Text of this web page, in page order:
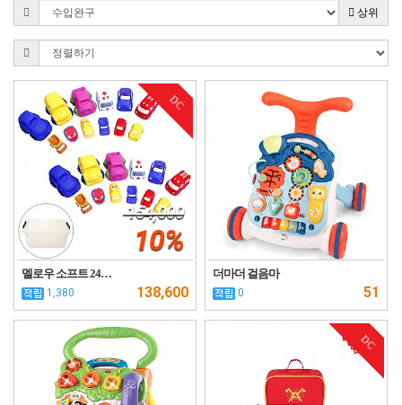
상위
DC
154,000
10%
멜로우 소프트 24…
1,380 138,600
더마더 걸음마
0 51
DC